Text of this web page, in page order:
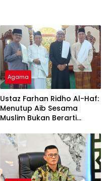
Agama
Ustaz Farhan Ridho Al-Haf:
Menutup Aib Sesama
Muslim Bukan Berarti